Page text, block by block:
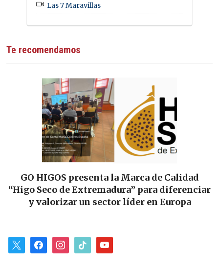
Las 7 Maravillas
Te recomendamos
GO HIGOS presenta la Marca de Calidad
“Higo Seco de Extremadura” para diferenciar
y valorizar un sector líder en Europa
facebookinstagram
tiktok youtube